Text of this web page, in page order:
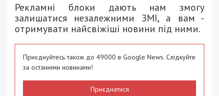
Рекламні блоки дають нам змогу
залишатися незалежними ЗМІ, а вам -
отримувати найсвіжіші новини під ними.
Приєднуйтесь також до 49000 в Google News. Слідкуйте
за останніми новинами!
Приєднатися